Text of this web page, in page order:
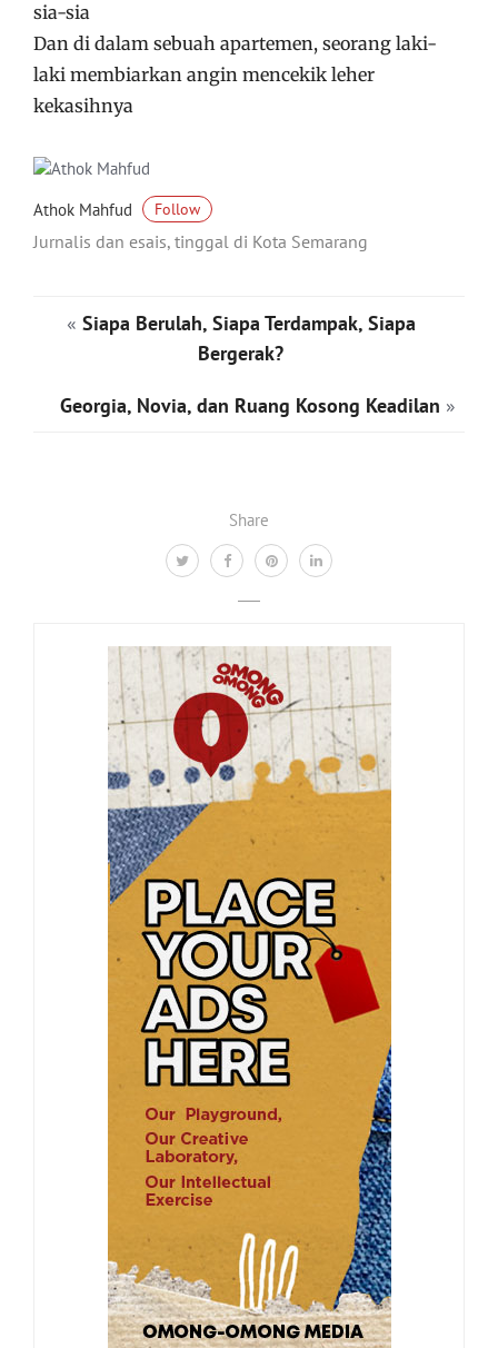
Share
sia-sia
Dan di dalam sebuah apartemen, seorang laki-
laki membiarkan angin mencekik leher
kekasihnya
Athok Mahfud Follow
Jurnalis dan esais, tinggal di Kota Semarang
« Siapa Berulah, Siapa Terdampak, Siapa
Bergerak?
Georgia, Novia, dan Ruang Kosong Keadilan »